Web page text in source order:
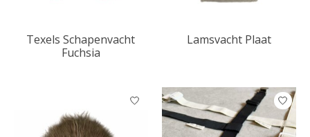
Texels Schapenvacht
Fuchsia
Lamsvacht Plaat